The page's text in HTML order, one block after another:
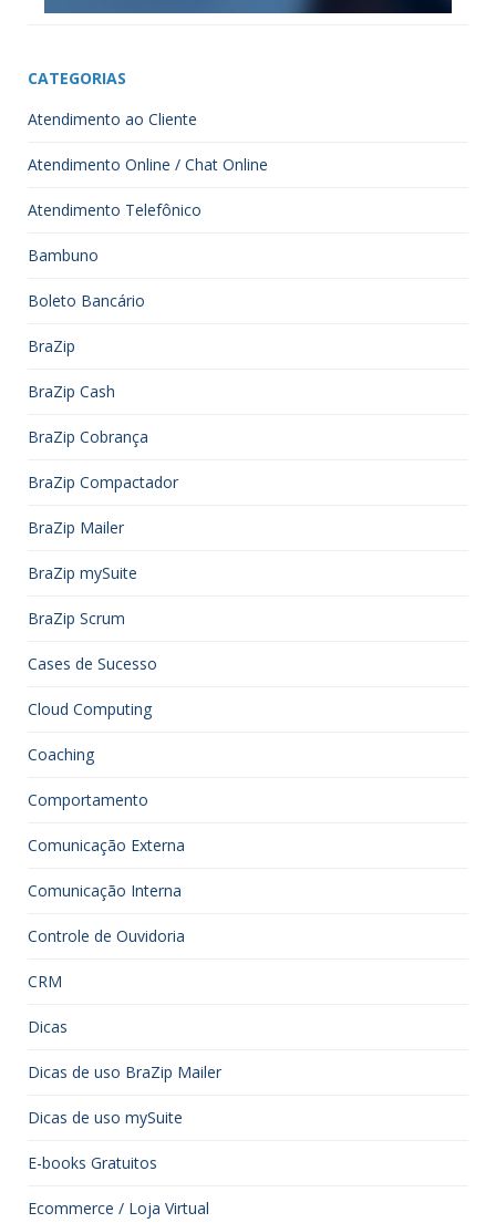
CATEGORIAS
Atendimento ao Cliente
Atendimento Online / Chat Online
Atendimento Telefônico
Bambuno
Boleto Bancário
BraZip
BraZip Cash
BraZip Cobrança
BraZip Compactador
BraZip Mailer
BraZip mySuite
BraZip Scrum
Cases de Sucesso
Cloud Computing
Coaching
Comportamento
Comunicação Externa
Comunicação Interna
Controle de Ouvidoria
CRM
Dicas
Dicas de uso BraZip Mailer
Dicas de uso mySuite
E-books Gratuitos
Ecommerce / Loja Virtual